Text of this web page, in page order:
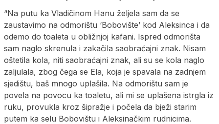
“Na putu ka Vladičinom Hanu željela sam da se
zaustavimo na odmorištu ‘Bobovište’ kod Aleksinca i da
odemo do toaleta u obližnjoj kafani. Ispred odmorišta
sam naglo skrenula i zakačila saobraćajni znak. Nisam
oštetila kola, niti saobraćajni znak, ali su se kola naglo
zaljulala, zbog čega se Ela, koja je spavala na zadnjem
sjedištu, baš mnogo uplašila. Na odmorištu sam je
povela na povocu ka toaletu, ali mi se uplašena istrgla iz
ruku, provukla kroz šipražje i počela da bježi starim
putem ka selu Bobovištu i Aleksinačkim rudnicima.